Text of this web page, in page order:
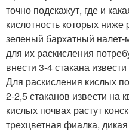
точно подскажут, где и
кислотность которых
зеленый бархатный
для их раскисления
внести 3-4 стакана
Для раскисления кислых
2-2,5 стаканов извести на
кислых почвах растут
трехцветная фиалка,